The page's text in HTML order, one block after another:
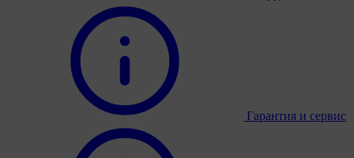
Гарантия и сервис